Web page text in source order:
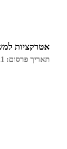
תאריך פרסום: 21/03/2021